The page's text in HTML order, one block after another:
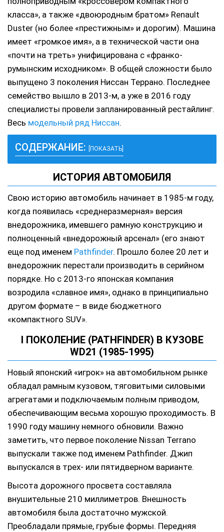
класса», а также «двоюродным братом» Renault
Duster (но более «престижным» и дорогим). Машина
имеет «громкое имя», а в технической части она
«почти на треть» унифицирована с «франко-
румынским исходником». В общей сложности было
выпущено 3 поколения Ниссан Террано. Последнее
семейство вышло в 2013-м, а уже в 2016 году
специалисты провели запланированный рестайлинг.
Весь модельный ряд Ниссан.
СОДЕРЖАНИЕ: [ПОКАЗАТЬ]
ИСТОРИЯ АВТОМОБИЛЯ
Свою историю автомобиль начинает в 1985-м году,
когда появилась «среднеразмерная» версия
внедорожника, имевшего рамную конструкцию и
полноценный «внедорожный арсенал» (его знают
еще под именем Pathfinder. Прошло более 20 лет и
внедорожник перестали производить в серийном
порядке. Но с 2013-го японская компания
возродила «славное имя», однако в принципиально
другом формате – в виде бюджетного
«компактного SUV».
I ПОКОЛЕНИЕ (PATHFINDER) В КУЗОВЕ
WD21 (1985-1995)
Новый японский «игрок» на автомобильном рынке
обладал рамным кузовом, тяговитыми силовыми
агрегатами и подключаемым полным приводом,
обеспечивающим весьма хорошую проходимость. В
1990 году машину немного обновили. Важно
заметить, что первое поколение Nissan Terrano
выпускали также под именем Pathfinder. Джип
выпускался в трех- или пятидверном варианте.
Высота дорожного просвета составляла
внушительные 210 миллиметров. Внешность
автомобиля была достаточно мужской.
Преобладали прямые, грубые формы. Передняя